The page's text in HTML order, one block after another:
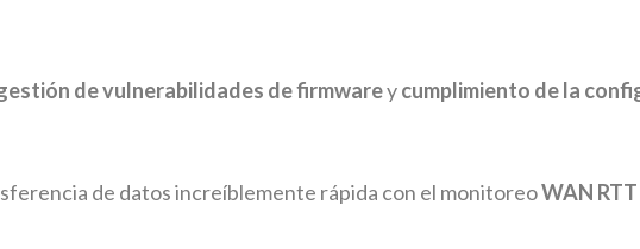
de vulnerabilidades de firmwareycumplimiento de la
de datos increíblemente rápida con el monitoreoWAN RTT